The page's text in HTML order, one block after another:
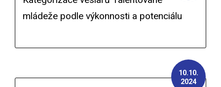
mládeže podle výkonnosti a potenciálu
10.10.
2024